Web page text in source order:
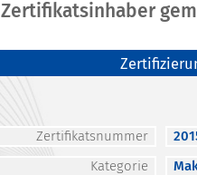
Zertifikatsinhaber
Zertifikatsnummer
Kategorie